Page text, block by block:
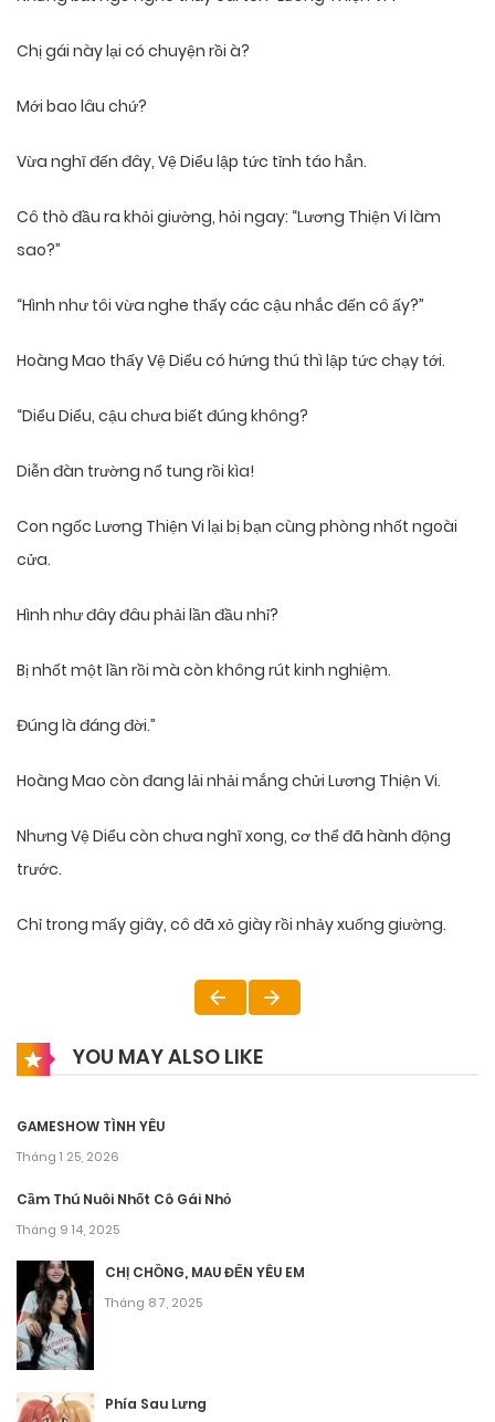
Chị gái này lại có chuyện rồi à?
Mới bao lâu chứ?
Vừa nghĩ đến đây, Vệ Diểu lập tức tỉnh táo hẳn.
Cô thò đầu ra khỏi giường, hỏi ngay: “Lương Thiện Vi làm
sao?”
“Hình như tôi vừa nghe thấy các cậu nhắc đến cô ấy?”
Hoàng Mao thấy Vệ Diểu có hứng thú thì lập tức chạy tới.
“Diểu Diểu, cậu chưa biết đúng không?
Diễn đàn trường nổ tung rồi kìa!
Con ngốc Lương Thiện Vi lại bị bạn cùng phòng nhốt ngoài
cửa.
Hình như đây đâu phải lần đầu nhỉ?
Bị nhốt một lần rồi mà còn không rút kinh nghiệm.
Đúng là đáng đời.”
Hoàng Mao còn đang lải nhải mắng chửi Lương Thiện Vi.
Nhưng Vệ Diểu còn chưa nghĩ xong, cơ thể đã hành động
trước.
Chỉ trong mấy giây, cô đã xỏ giày rồi nhảy xuống giường.
YOU MAY ALSO LIKE
GAMESHOW TÌNH YÊU
Tháng 1 25, 2026
Cầm Thú Nuôi Nhốt Cô Gái Nhỏ
Tháng 9 14, 2025
CHỊ CHỒNG, MAU ĐẾN YÊU EM
Tháng 8 7, 2025
Phía Sau Lưng